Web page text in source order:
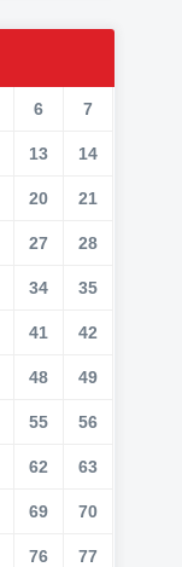
6 7
13 14
20 21
27 28
34 35
41 42
48 49
55 56
62 63
69 70
76 77